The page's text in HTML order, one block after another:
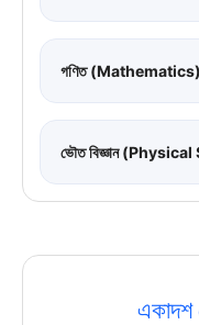
গণিত (Mathematics)
ভৌত বিজ্ঞান